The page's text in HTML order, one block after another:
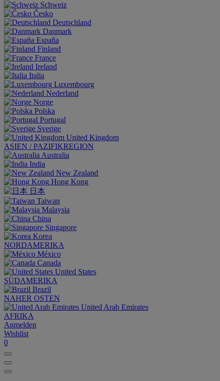
Schweiz
Česko
Deutschland
Danmark
España
Finland
France
Ireland
Italia
Luxembourg
Nederland
Norge
Polska
Portugal
Sverige
United Kingdom
ASIEN / PAZIFIKREGION
Australia
India
New Zealand
Hong Kong
日本
Taiwan
Malaysia
China
Singapore
Korea
NORDAMERIKA
México
Canada
United States
SÜDAMERIKA
Brazil
NAHER OSTEN
United Arab Emirates
AFRIKA
Anmelden
Wishlist
0